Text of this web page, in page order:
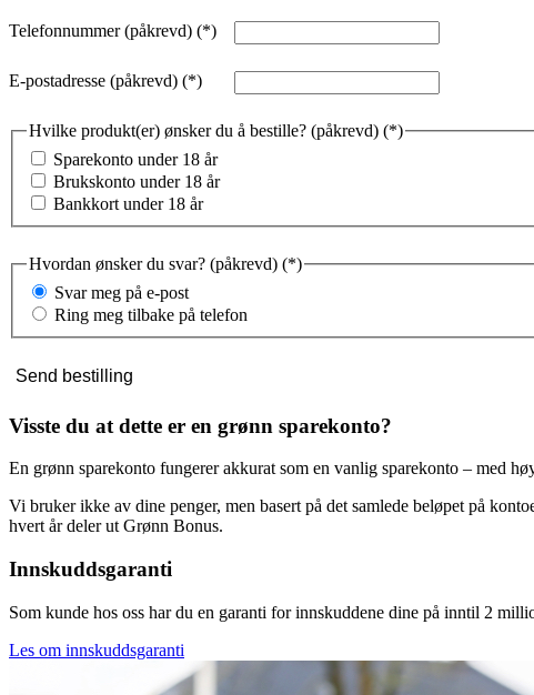
Telefonnummer (påkrevd)
E-postadresse (påkrevd)
Hvilke produkt(er) ønsker du å bestille? (påkrevd)
Sparekonto under 18 år
Brukskonto under 18 år
Bankkort under 18 år
Hvordan ønsker du svar? (påkrevd)
Svar meg på e-post
Ring meg tilbake på telefon
Send bestilling
Visste du at dette er en grønn sparekonto?
En grønn sparekonto fungerer akkurat som en vanlig sparekonto – med
Vi bruker ikke av dine penger, men basert på det samlede beløpet på
hvert år deler ut Grønn Bonus.
Innskuddsgaranti
Som kunde hos oss har du en garanti for innskuddene dine på inntil 2
Les om innskuddsgaranti